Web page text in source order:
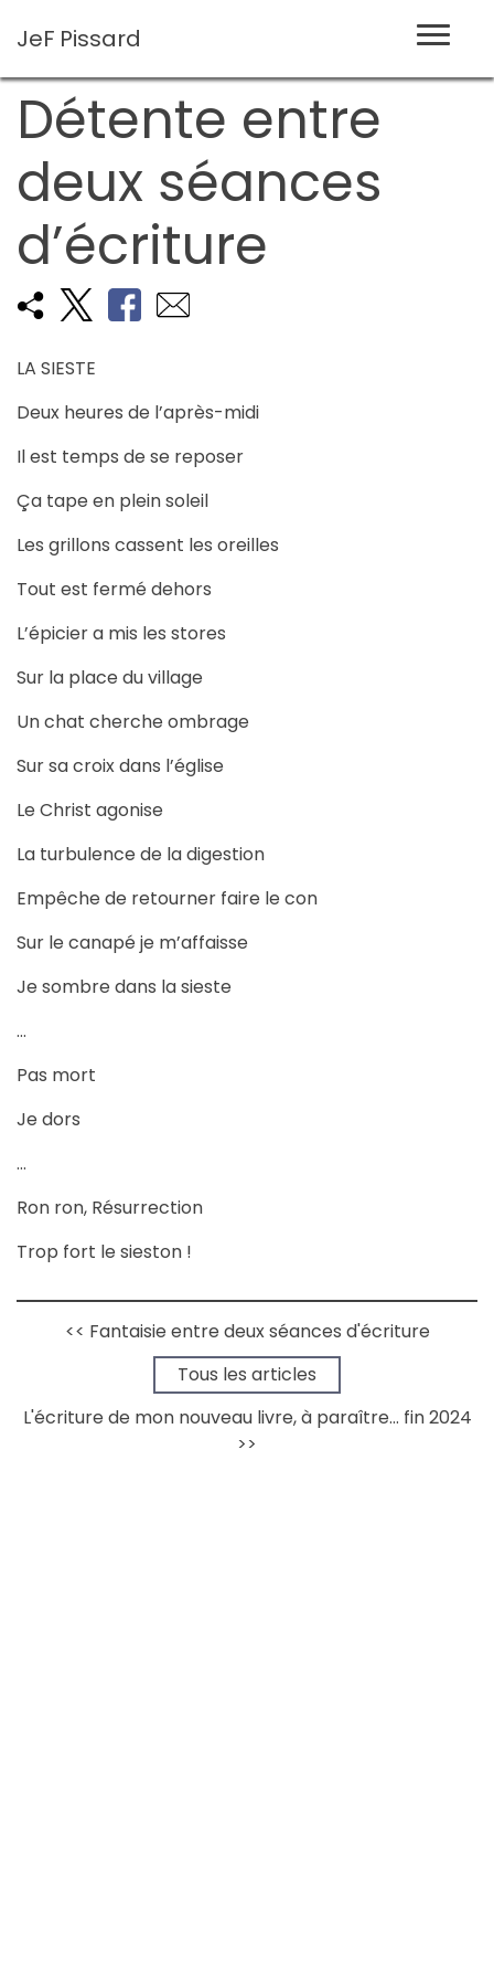
JeF Pissard
Détente entre
deux séances
d’écriture
LA SIESTE
Deux heures de l’après-midi
Il est temps de se reposer
Ça tape en plein soleil
Les grillons cassent les oreilles
Tout est fermé dehors
L’épicier a mis les stores
Sur la place du village
Un chat cherche ombrage
Sur sa croix dans l’église
Le Christ agonise
La turbulence de la digestion
Empêche de retourner faire le con
Sur le canapé je m’affaisse
Je sombre dans la sieste
…
Pas mort
Je dors
…
Ron ron, Résurrection
Trop fort le sieston !
<< Fantaisie entre deux séances d'écriture
Tous les articles
L'écriture de mon nouveau livre, à paraître... fin 2024
>>